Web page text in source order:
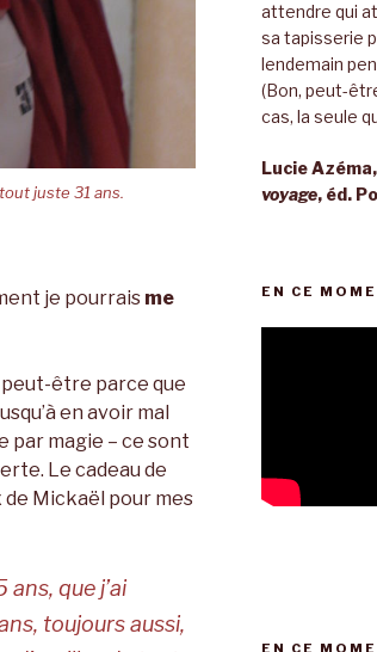
juste 31 ans.
je pourrais me
peut-être parce que
en avoir mal
par magie – ce sont
Le cadeau de
de Mickaël pour mes
que j’ai
toujours aussi,
attendre qui
sa tapisserie
lendemain
(Bon, peut-
cas, la seule
Lucie
voyage, éd.
EN CE
EN CE